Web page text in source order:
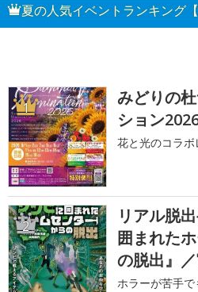
夏の人気イベントランキング【
1
みどりの
ション
花と光のコラボ
2
リアル脱
囲まれた
の脱出』
ホラーが苦手で